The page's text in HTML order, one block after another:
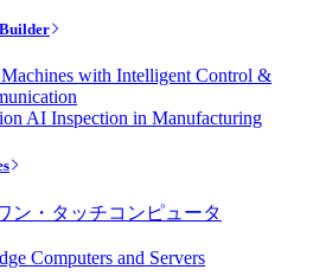
with Intelligent Control &
AI Inspection in Manufacturing
ン・タッチコンピュータ
Computers and Servers